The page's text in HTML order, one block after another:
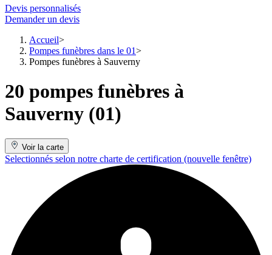
Devis personnalisés
Demander un devis
Accueil
Pompes funèbres dans le 01
Pompes funèbres à Sauverny
20 pompes funèbres à
Sauverny (01)
Voir la carte
Selectionnés selon notre charte de certification (nouvelle fenêtre)